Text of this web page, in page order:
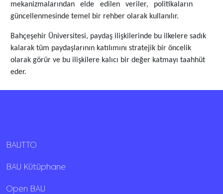
mekanizmalarından elde edilen veriler, politikaların
güncellenmesinde temel bir rehber olarak kullanılır.
Bahçeşehir Üniversitesi, paydaş ilişkilerinde bu ilkelere sadık
kalarak tüm paydaşlarının katılımını stratejik bir öncelik
olarak görür ve bu ilişkilere kalıcı bir değer katmayı taahhüt
eder.
BAUTTO
BAU Kütüphane
Open BAU